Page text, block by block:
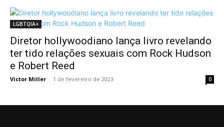
LGBTQIA+
Diretor hollywoodiano lança livro revelando
ter tido relações sexuais com Rock Hudson
e Robert Reed
Victor Miller - 1 de fevereiro de 2023 0